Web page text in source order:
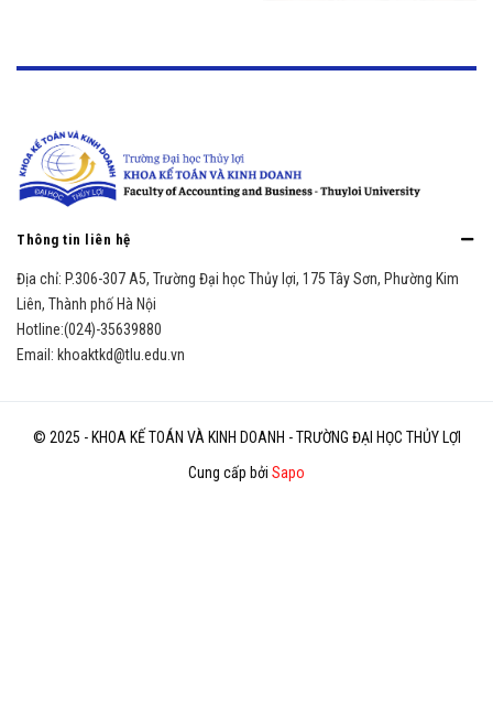
Thông tin liên hệ
Địa chỉ: P.306-307 A5, Trường Đại học Thủy lợi, 175 Tây Sơn, Phường Kim
Liên, Thành phố Hà Nội
Hotline:(024)-35639880
Email: khoaktkd@tlu.edu.vn
© 2025 - KHOA KẾ TOÁN VÀ KINH DOANH - TRƯỜNG ĐẠI HỌC THỦY LỢI
Cung cấp bởi Sapo